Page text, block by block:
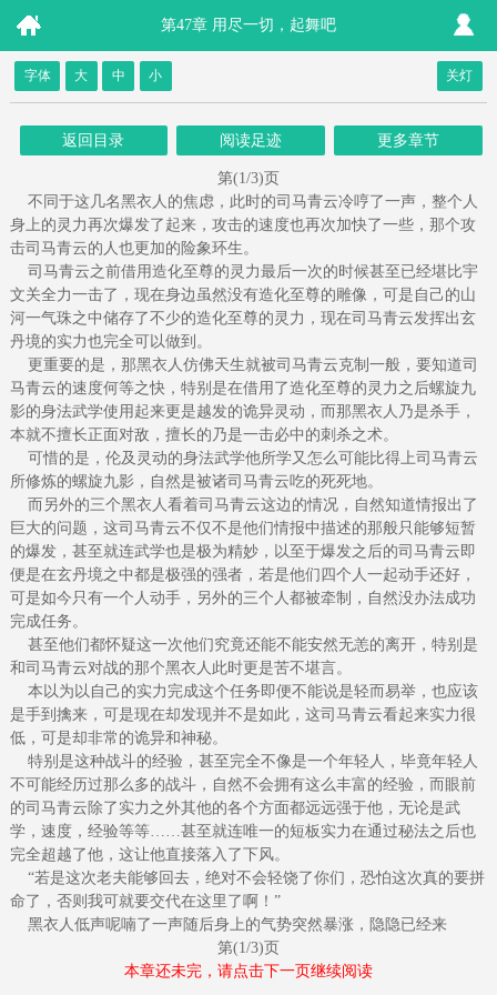
第47章 用尽一切，起舞吧
字体 大 中 小 关灯
返回目录 阅读足迹 更多章节
第(1/3)页
不同于这几名黑衣人的焦虑，此时的司马青云冷哼了一声，整个人
身上的灵力再次爆发了起来，攻击的速度也再次加快了一些，那个攻
击司马青云的人也更加的险象环生。
司马青云之前借用造化至尊的灵力最后一次的时候甚至已经堪比宇
文关全力一击了，现在身边虽然没有造化至尊的雕像，可是自己的山
河一气珠之中储存了不少的造化至尊的灵力，现在司马青云发挥出玄
丹境的实力也完全可以做到。
更重要的是，那黑衣人仿佛天生就被司马青云克制一般，要知道司
马青云的速度何等之快，特别是在借用了造化至尊的灵力之后螺旋九
影的身法武学使用起来更是越发的诡异灵动，而那黑衣人乃是杀手，
本就不擅长正面对敌，擅长的乃是一击必中的刺杀之术。
可惜的是，伦及灵动的身法武学他所学又怎么可能比得上司马青云
所修炼的螺旋九影，自然是被诸司马青云吃的死死地。
而另外的三个黑衣人看着司马青云这边的情况，自然知道情报出了
巨大的问题，这司马青云不仅不是他们情报中描述的那般只能够短暂
的爆发，甚至就连武学也是极为精妙，以至于爆发之后的司马青云即
便是在玄丹境之中都是极强的强者，若是他们四个人一起动手还好，
可是如今只有一个人动手，另外的三个人都被牵制，自然没办法成功
完成任务。
甚至他们都怀疑这一次他们究竟还能不能安然无恙的离开，特别是
和司马青云对战的那个黑衣人此时更是苦不堪言。
本以为以自己的实力完成这个任务即便不能说是轻而易举，也应该
是手到擒来，可是现在却发现并不是如此，这司马青云看起来实力很
低，可是却非常的诡异和神秘。
特别是这种战斗的经验，甚至完全不像是一个年轻人，毕竟年轻人
不可能经历过那么多的战斗，自然不会拥有这么丰富的经验，而眼前
的司马青云除了实力之外其他的各个方面都远远强于他，无论是武
学，速度，经验等等……甚至就连唯一的短板实力在通过秘法之后也
完全超越了他，这让他直接落入了下风。
“若是这次老夫能够回去，绝对不会轻饶了你们，恐怕这次真的要拼
命了，否则我可就要交代在这里了啊！”
黑衣人低声呢喃了一声随后身上的气势突然暴涨，隐隐已经来
第(1/3)页
本章还未完，请点击下一页继续阅读